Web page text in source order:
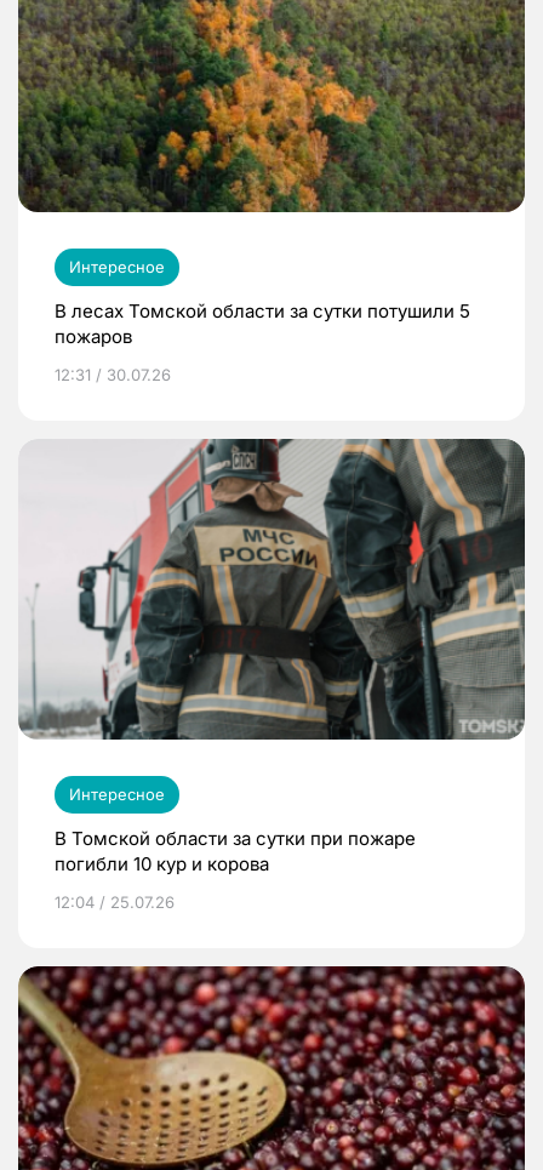
Интересное
В лесах Томской области за сутки потушили 5
пожаров
12:31 / 30.07.26
Интересное
В Томской области за сутки при пожаре
погибли 10 кур и корова
12:04 / 25.07.26